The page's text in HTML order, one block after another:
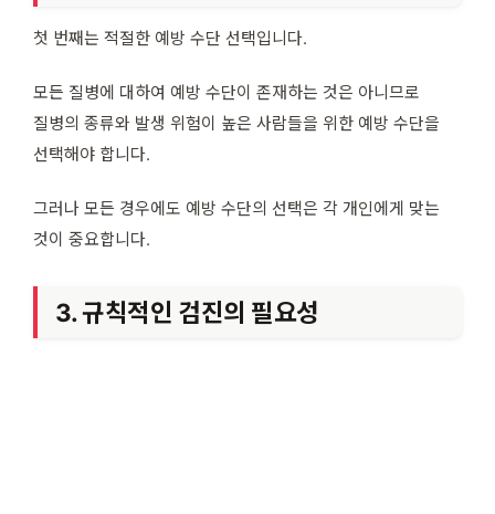
첫 번째는 적절한 예방 수단 선택입니다.
모든 질병에 대하여 예방 수단이 존재하는 것은 아니므로
질병의 종류와 발생 위험이 높은 사람들을 위한 예방 수단을
선택해야 합니다.
그러나 모든 경우에도 예방 수단의 선택은 각 개인에게 맞는
것이 중요합니다.
3. 규칙적인 검진의 필요성